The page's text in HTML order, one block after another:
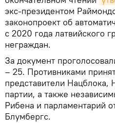
экс-президентом
законопроект об
с 2020 года латвийского
неграждан.
За документ
– 25. Противниками
представители Нацблока,
партии, а также
Рибена и парламентарий
Блумбергс.